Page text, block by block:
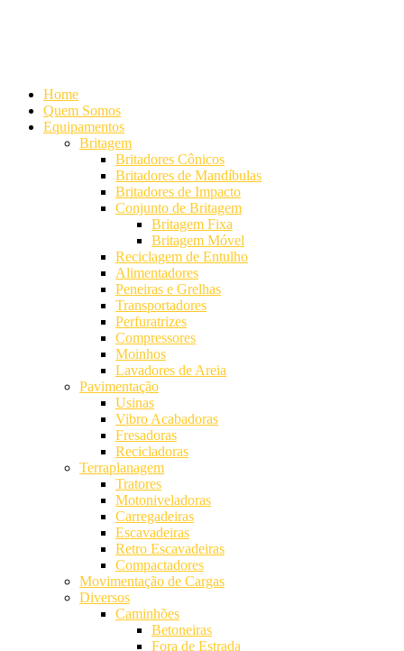
Home
Quem Somos
Equipamentos
Britagem
Britadores Cônicos
Britadores de Mandíbulas
Britadores de Impacto
Conjunto de Britagem
Britagem Fixa
Britagem Móvel
Reciclagem de Entulho
Alimentadores
Peneiras e Grelhas
Transportadores
Perfuratrizes
Compressores
Moinhos
Lavadores de Areia
Pavimentação
Usinas
Vibro Acabadoras
Fresadoras
Recicladoras
Terraplanagem
Tratores
Motoniveladoras
Carregadeiras
Escavadeiras
Retro Escavadeiras
Compactadores
Movimentação de Cargas
Diversos
Caminhões
Betoneiras
Fora de Estrada